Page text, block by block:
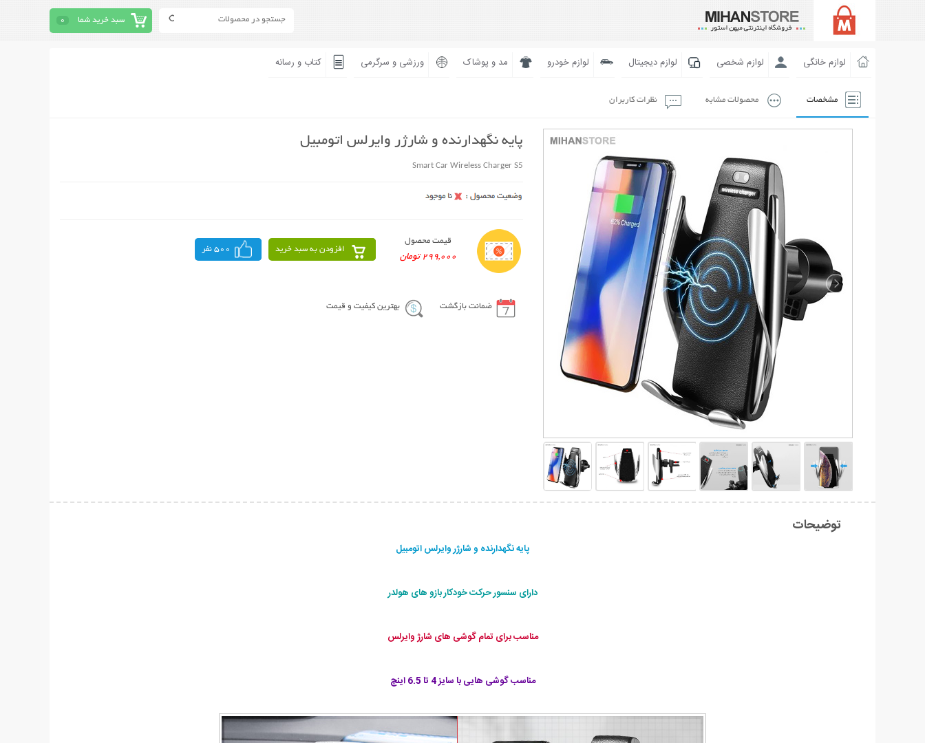
سبد خرید شما 0
لوازم خانگی لوازم شخصی لوازم دیجیتال لوازم خودرو مد و پوشاک ورزشی و سرگرمی کتاب و رسانه
مشخصات محصولات مشابه نظرات کاربران
پایه نگهدارنده و شارژر وایرلس اتومبیل
Smart Car Wireless Charger S5
قیمت محصول
299,000 تومان
افزودن به سبد خرید 500 نفر
ضمانت بازگشت بهترین کیفیت و قیمت
توضیحات
پایه نگهدارنده و شارژر وایرلس اتومبیل
دارای سنسور حرکت خودکار بازو های هولدر
مناسب برای تمام گوشی های شارژ وایرلس
مناسب گوشی هایی با سایز 4 تا 6.5 اینچ